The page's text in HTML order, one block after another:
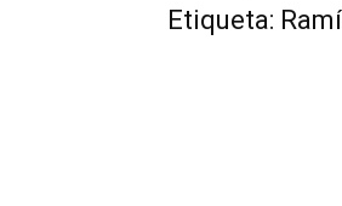
Etiqueta: